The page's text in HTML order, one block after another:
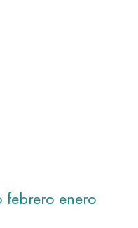
febrero enero